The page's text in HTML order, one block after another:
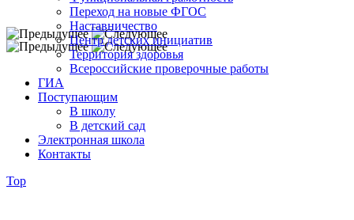
Переход на новые ФГОС
Наставничество
Центр детских инициатив
Территория здоровья
Всероссийские проверочные работы
ГИА
Поступающим
В школу
В детский сад
Электронная школа
Контакты
Top